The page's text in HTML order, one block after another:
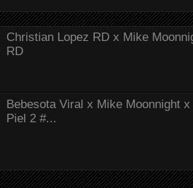
Christian Lopez RD x Mike
RD
Bebesota Viral x Mike Moonnight
Piel 2 #...